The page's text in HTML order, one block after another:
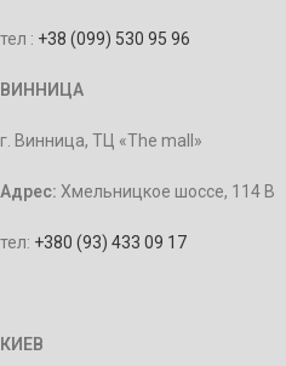
тел : +38 (099) 530 95 96
ВИННИЦА
г. Винница, ТЦ «The mall»
Адрес: Хмельницкое шоссе, 114 В
тел: +380 (93) 433 09 17
КИЕВ